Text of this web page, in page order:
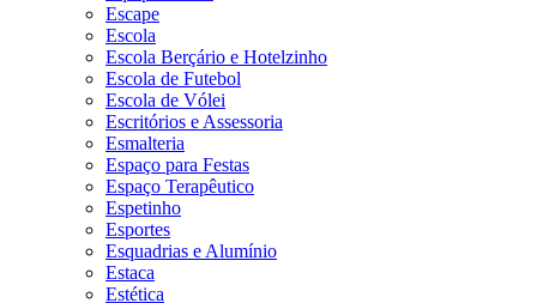
Escape
Escola
Escola Berçário e Hotelzinho
Escola de Futebol
Escola de Vólei
Escritórios e Assessoria
Esmalteria
Espaço para Festas
Espaço Terapêutico
Espetinho
Esportes
Esquadrias e Alumínio
Estaca
Estética